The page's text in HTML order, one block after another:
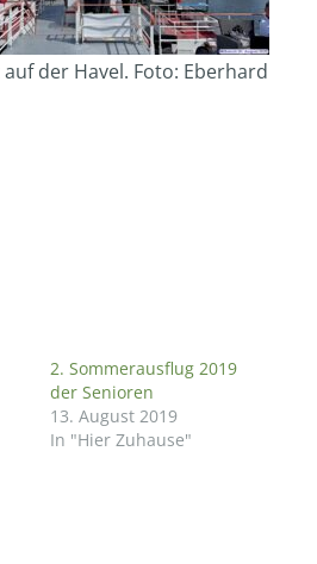
der Havel. Foto: Eberhard
2. Sommerausflug 2019
der Senioren
13. August 2019
In "Hier Zuhause"